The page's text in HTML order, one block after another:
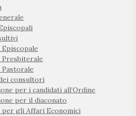
consultori
per i candidati all’Ordine
per il diaconato
gli Affari Economici